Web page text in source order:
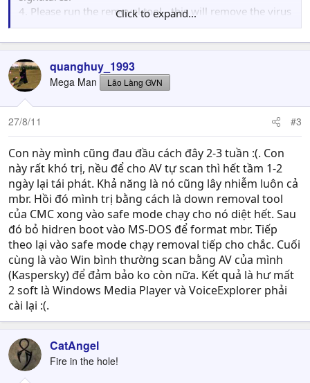
4. Please run the removal tool - this will remove the virus
from memory only.
5. Please scan your entire HDD with BitDefender and let
Click to expand...
quanghuy_1993
Mega Man Lão Làng GVN
27/8/11 #3
Con này mình cũng đau đầu cách đây 2-3 tuần :(. Con
này rất khó trị, nều để cho AV tự scan thì hết tầm 1-2
ngày lại tái phát. Khả năng là nó cũng lây nhiễm luôn cả
mbr. Hồi đó mình trị bằng cách là down removal tool
của CMC xong vào safe mode chạy cho nó diệt hết. Sau
đó bỏ hidren boot vào MS-DOS để format mbr. Tiếp
theo lại vào safe mode chạy removal tiếp cho chắc. Cuối
cùng là vào Win bình thường scan bằng AV của mình
(Kaspersky) để đảm bảo ko còn nữa. Kết quả là hư mất
2 soft là Windows Media Player và VoiceExplorer phải
cài lại :(.
CatAngel
Fire in the hole!